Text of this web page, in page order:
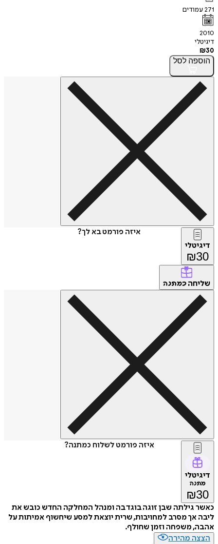
271עמודים
2010
דיגיטלי
₪30
הוספה לסל
איזה פורמט בא לך?
דיגיטלי
₪30
שליחה כמתנה
איזה פורמט לשלוח כמתנה?
דיגיטלי
מתנה
₪30
כאשר גילתה שבן זוגה בוגד בה ומנהל המחלקה החדש כובש את
ליבה אך מסרב למחויבות, שרית יוצאת למסע שיחשוף אמיתות על
אהבה, משפחה וזמן שחולף.
הצצה מהירה